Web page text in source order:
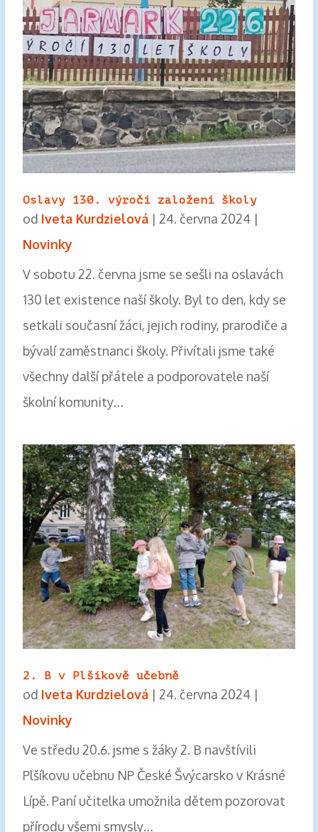
Oslavy 130. výročí založení školy
od Iveta Kurdzielová| 24. června 2024 |
Novinky
V sobotu 22. června jsme se sešli na oslavách
130 let existence naší školy. Byl to den, kdy se
setkali současní žáci, jejich rodiny, prarodiče a
bývalí zaměstnanci školy. Přivítali jsme také
všechny další přátele a podporovatele naší
školní komunity…
2. B v Plšíkově učebně
od Iveta Kurdzielová| 24. června 2024 |
Novinky
Ve středu 20.6. jsme s žáky 2. B navštívili
Plšíkovu učebnu NP České Švýcarsko v Krásné
Lípě. Paní učitelka umožnila dětem pozorovat
přírodu všemi smysly…